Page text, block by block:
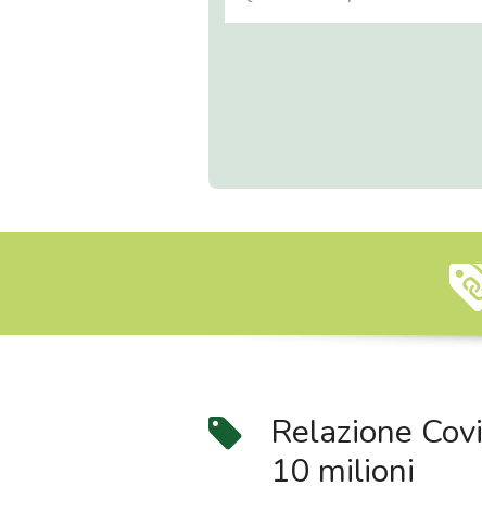
Relazione
10 milioni